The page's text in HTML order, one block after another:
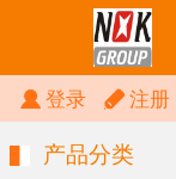
登录 注册
产品分类